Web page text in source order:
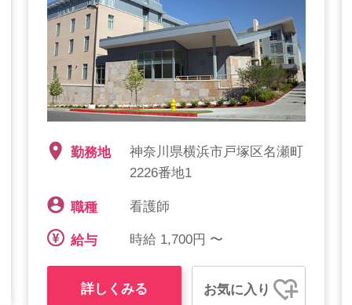
勤務地
神奈川県横浜市戸塚区名瀬町
2226番地1
職種 看護師
給与 時給 1,700円 〜
詳しくみる お気に入り